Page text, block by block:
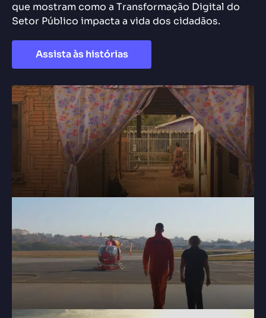
que mostram como a Transformação Digital do
Setor Público impacta a vida dos cidadãos.
Assista às histórias